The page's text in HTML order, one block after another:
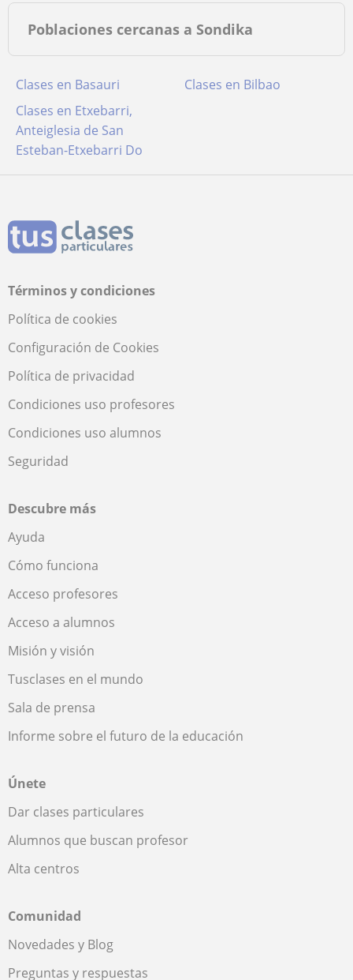
Poblaciones cercanas a Sondika
Clases en Basauri
Clases en Bilbao
Clases en Etxebarri,
Anteiglesia de San
Esteban-Etxebarri Do
Términos y condiciones
Política de cookies
Configuración de Cookies
Política de privacidad
Condiciones uso profesores
Condiciones uso alumnos
Seguridad
Descubre más
Ayuda
Cómo funciona
Acceso profesores
Acceso a alumnos
Misión y visión
Tusclases en el mundo
Sala de prensa
Informe sobre el futuro de la educación
Únete
Dar clases particulares
Alumnos que buscan profesor
Alta centros
Comunidad
Novedades y Blog
Preguntas y respuestas